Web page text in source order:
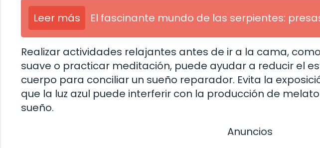
Leer más El fascinante mundo de las serpientes:
Realizar actividades relajantes antes de ir a la cama,
suave o practicar meditación, puede ayudar a reducir el
cuerpo para conciliar un sueño reparador. Evita la
que la luz azul puede interferir con la producción de
sueño.
Anuncios